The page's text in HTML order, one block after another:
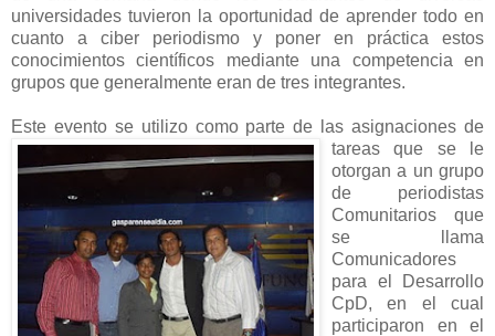
universidades tuvieron la oportunidad de aprender todo en
cuanto a ciber periodismo y poner en práctica estos
conocimientos científicos mediante una competencia en
grupos que generalmente eran de tres integrantes.
Este evento se utilizo como parte de las asignaciones de
tareas que se le
otorgan a un grupo
de periodistas
Comunitarios que
se llama
Comunicadores
para el Desarrollo
CpD, en el cual
participaron en el